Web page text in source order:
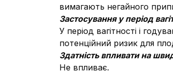
вимагають негайного
Застосування у період
У період вагітності і
потенційний ризик для
Здатність впливати на
Не впливає.